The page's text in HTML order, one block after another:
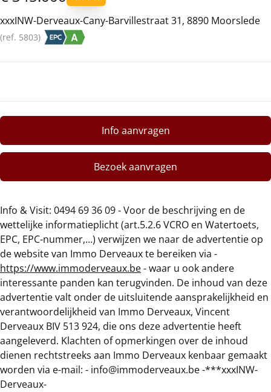
xxxINW-Derveaux-Cany-Barvillestraat 31, 8890 Moorslede
(ref. 5803)
Info aanvragen
Bezoek aanvragen
Info & Visit: 0494 69 36 09 - Voor de beschrijving en de
wettelijke informatieplicht (art.5.2.6 VCRO en Watertoets,
EPC, EPC-nummer,…) verwijzen we naar de advertentie op
de website van Immo Derveaux te bereiken via -
https://www.immoderveaux.be- waar u ook andere
interessante panden kan terugvinden. De inhoud van deze
advertentie valt onder de uitsluitende aansprakelijkheid en
verantwoordelijkheid van Immo Derveaux, Vincent
Derveaux BIV 513 924, die ons deze advertentie heeft
aangeleverd. Klachten of opmerkingen over de inhoud
dienen rechtstreeks aan Immo Derveaux kenbaar gemaakt
worden via e-mail: - info@immoderveaux.be -***xxxINW-
Derveaux-